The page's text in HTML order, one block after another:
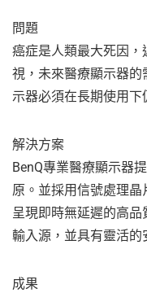
問題
癌症是人類最大死因
視，未來醫療顯示器
示器必須在長期使用下
解決方案
BenQ專業醫療顯示器
原。並採用信號處理
呈現即時無延遲的高
輸入源，並具有靈活的
成果